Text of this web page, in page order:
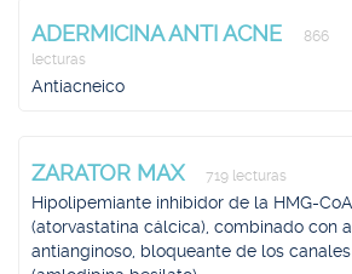
ADERMICINA ANTI ACNE
866
lecturas
Antiacneico
ZARATOR MAX 719 lecturas
Hipolipemiante inhibidor de la HMG-
(atorvastatina cálcica), combinado con
antianginoso, bloqueante de los